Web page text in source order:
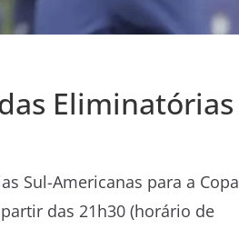
Eliminatórias
Sul-Americanas para a Copa
das 21h30 (horário de